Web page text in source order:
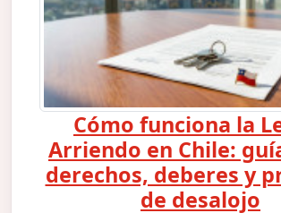
Cómo funciona la
Arriendo en Chile:
derechos, deberes y
de desalojo